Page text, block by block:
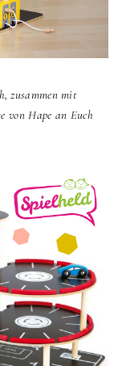
zusammen mit
von Hape an Euch